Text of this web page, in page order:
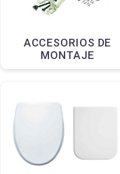
ACCESORIOS DE
MONTAJE